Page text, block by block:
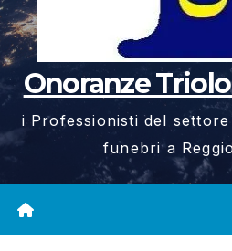
Onoranze Triolo
i Professionisti del
funebri a